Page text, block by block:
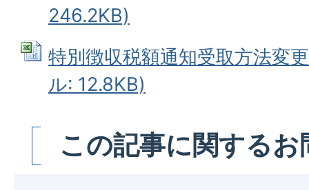
246.2KB)
特別徴収税額通知受取方法変
ル: 12.8KB)
この記事に関する